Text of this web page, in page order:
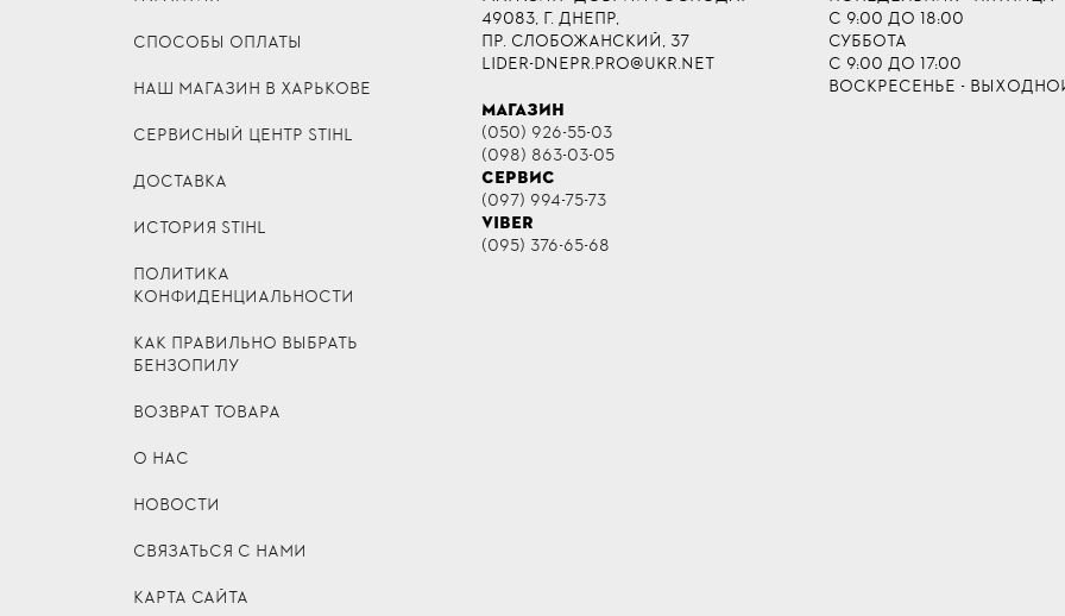
СПОСОБЫ ОПЛАТЫ
НАШ МАГАЗИН В ХАРЬКОВЕ
СЕРВИСНЫЙ ЦЕНТР STIHL
ДОСТАВКА
ИСТОРИЯ STIHL
ПОЛИТИКА
КОНФИДЕНЦИАЛЬНОСТИ
КАК ПРАВИЛЬНО ВЫБРАТЬ
БЕНЗОПИЛУ
ВОЗВРАТ ТОВАРА
О НАС
НОВОСТИ
СВЯЗАТЬСЯ С НАМИ
КАРТА САЙТА
49083, Г. ДНЕПР,
ПР. СЛОБОЖАНСКИЙ, 37
LIDER-DNEPR.PRO@UKR.NET
МАГАЗИН
(050) 926-55-03
(098) 863-03-05
СЕРВИС
(097) 994-75-73
VIBER
(095) 376-65-68
С 9:00 ДО 18:00
СУББОТА
С 9:00 ДО 17:00
ВОСКРЕСЕНЬЕ -